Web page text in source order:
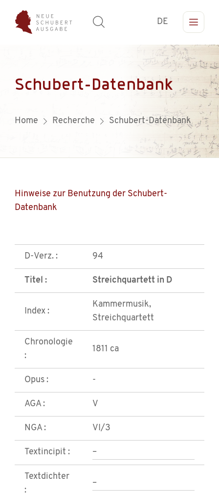
DE
Schubert-Datenbank
Home Recherche Schubert-Datenbank
Hinweise zur Benutzung der Schubert-
Datenbank
D-Verz. : 94
Titel : Streichquartett in D
Index :
Kammermusik,
Streichquartett
Chronologie
:
1811 ca
Opus : -
AGA : V
NGA : VI/3
Textincipit : –
Textdichter
:
–